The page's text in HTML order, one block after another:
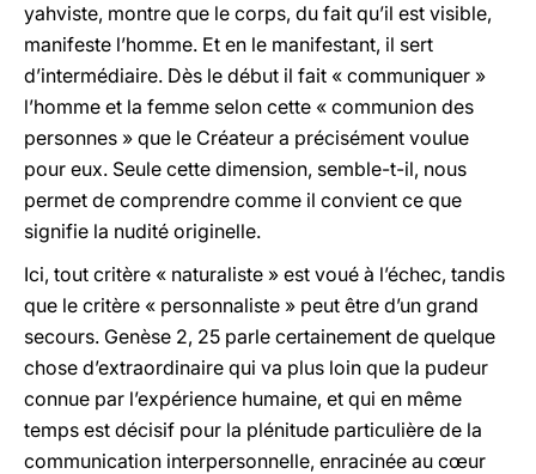
yahviste, montre que le corps, du fait qu’il est visible,
manifeste l’homme. Et en le manifestant, il sert
d’intermédiaire. Dès le début il fait « communiquer »
l’homme et la femme selon cette « communion des
personnes » que le Créateur a précisément voulue
pour eux. Seule cette dimension, semble-t-il, nous
permet de comprendre comme il convient ce que
signifie la nudité originelle.
Ici, tout critère « naturaliste » est voué à l’échec, tandis
que le critère « personnaliste » peut être d’un grand
secours. Genèse 2, 25 parle certainement de quelque
chose d’extraordinaire qui va plus loin que la pudeur
connue par l’expérience humaine, et qui en même
temps est décisif pour la plénitude particulière de la
communication interpersonnelle, enracinée au cœur